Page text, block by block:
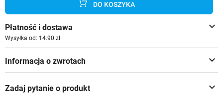
DO KOSZYKA
keyboard_arrow_down
Płatność i dostawa
Wysyłka od: 14.90 zł
keyboard_arrow_down
Informacja o zwrotach
keyboard_arrow_down
Zadaj pytanie o produkt